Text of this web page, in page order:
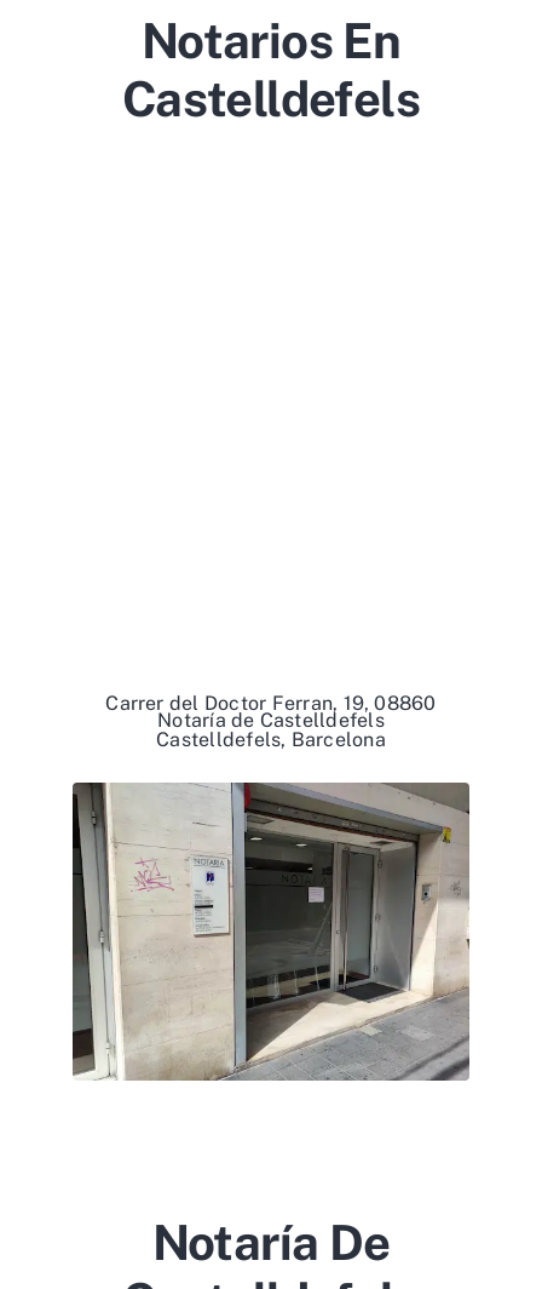
Notarios En
Castelldefels
Notaría de Castelldefels
Carrer del Doctor Ferran, 19, 08860
Castelldefels, Barcelona
Notaría De